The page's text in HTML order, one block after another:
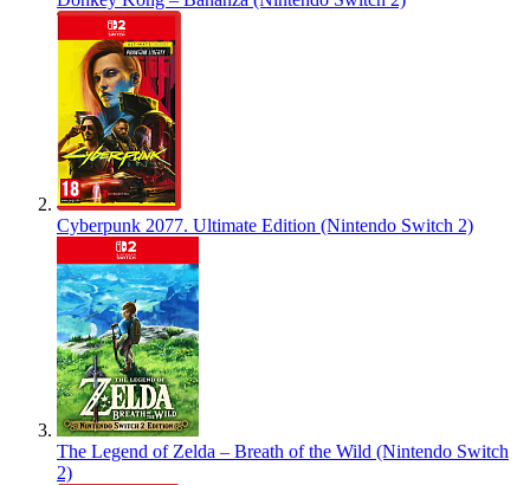
Cyberpunk 2077. Ultimate Edition (Nintendo Switch 2)
The Legend of Zelda – Breath of the Wild (Nintendo Switch
2)